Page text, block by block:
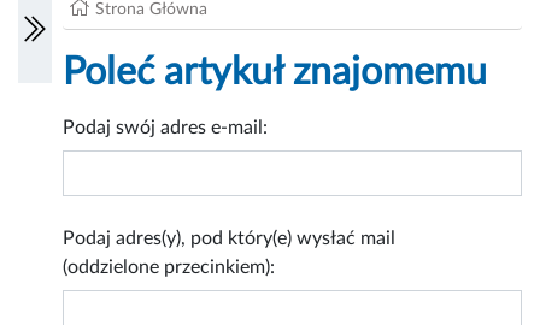
Strona Główna
Poleć artykuł znajomemu
Podaj swój adres e-mail:
Podaj adres(y), pod który(e) wysłać mail
(oddzielone przecinkiem):